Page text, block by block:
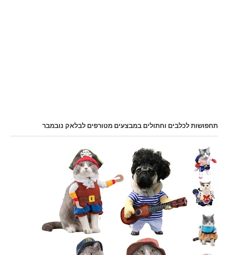
תחפושות לכלבים וחתולים במבצעים מטורפים לבלאק נובמבר